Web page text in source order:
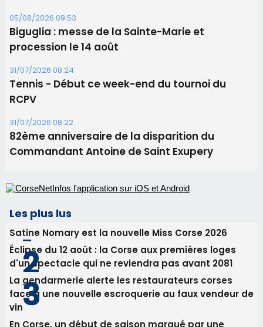
31/07/2026 08:22
82ème anniversaire de la disparition du
Commandant Antoine de Saint Exupery
Les plus lus
Satine Nomary est la nouvelle Miss Corse 2026
Éclipse du 12 août : la Corse aux premières loges
d'un spectacle qui ne reviendra pas avant 2081
face à une nouvelle escroquerie au faux vendeur de
En Corse, un début de saison marqué par une
consommation en recul dans les restaurants
Deux jeunes Ajacciens sur la voie de la médecine
militaire
Newsletter